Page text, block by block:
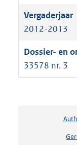
2012-2013
33578 nr. 3